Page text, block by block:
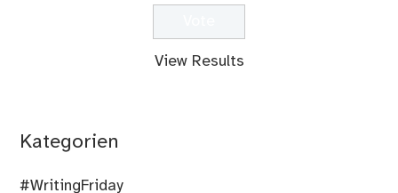
View Results
Kategorien
#WritingFriday